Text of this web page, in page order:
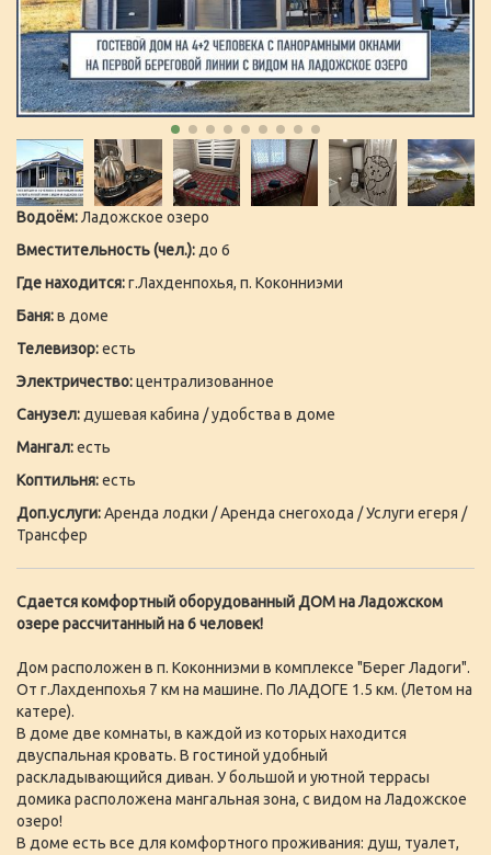
Водоём:Ладожское озеро
Вместительность (чел.): до 6
Где находится:г.Лахденпохья, п. Коконниэми
Баня:в доме
Телевизор:есть
Электричество:централизованное
Санузел: душевая кабина / удобства в доме
Мангал:есть
Коптильня:есть
Доп.услуги:Аренда лодки / Аренда снегохода / Услуги егеря /
Трансфер
Сдается комфортный оборудованный ДОМ на Ладожском
озере рассчитанный на 6 человек!
Дом расположен в п. Коконниэми в комплексе "Берег Ладоги".
От г.Лахденпохья 7 км на машине. По ЛАДОГЕ 1.5 км. (Летом на
катере).
В доме две комнаты, в каждой из которых находится
двуспальная кровать. В гостиной удобный
раскладывающийся диван. У большой и уютной террасы
домика расположена мангальная зона, с видом на Ладожское
озеро!
В доме есть все для комфортного проживания: душ, туалет,